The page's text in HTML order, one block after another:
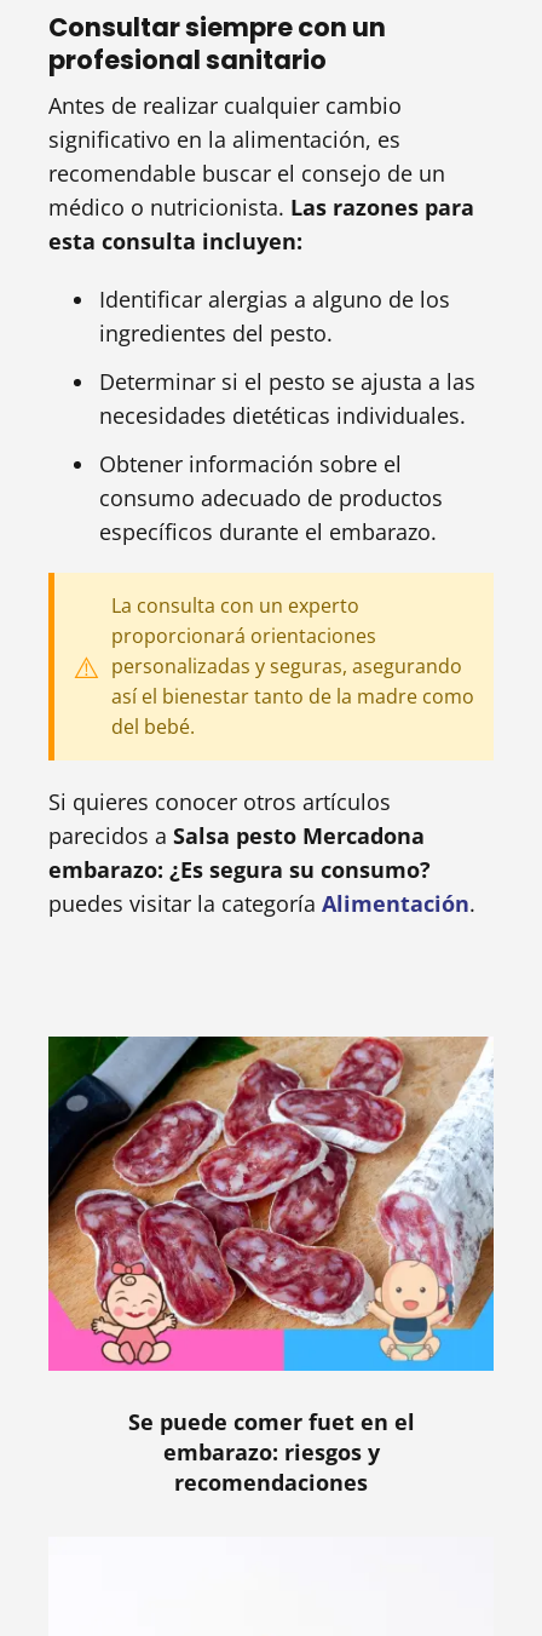
Consultar siempre con un
profesional sanitario
Antes de realizar cualquier cambio
significativo en la alimentación, es
recomendable buscar el consejo de un
médico o nutricionista. Las razones para
esta consulta incluyen:
Identificar alergias a alguno de los
ingredientes del pesto.
Determinar si el pesto se ajusta a las
necesidades dietéticas individuales.
Obtener información sobre el
consumo adecuado de productos
específicos durante el embarazo.
La consulta con un experto
proporcionará orientaciones
personalizadas y seguras, asegurando
así el bienestar tanto de la madre como
del bebé.
Si quieres conocer otros artículos
parecidos a Salsa pesto Mercadona
embarazo: ¿Es segura su consumo?
puedes visitar la categoría Alimentación.
Se puede comer fuet en el
embarazo: riesgos y
recomendaciones